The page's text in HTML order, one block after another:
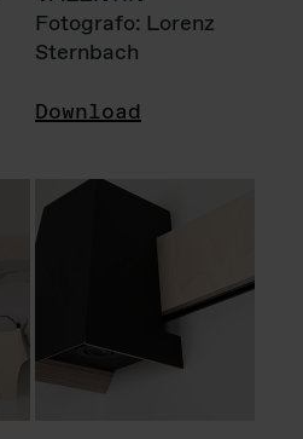
Fotografo: Lorenz
Sternbach
Download